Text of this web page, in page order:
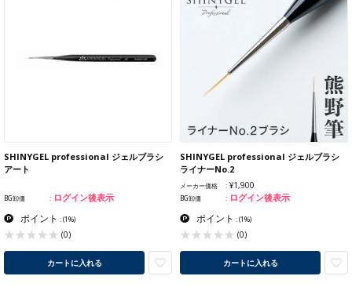
SHINYGEL professional ジェルブラシ
アート
BG卸価 ログイン後表示
ポイント :(1%)
(0)
カートに入れる
SHINYGEL professional ジェルブラシ
ライナーNo.2
メーカー価格 ¥1,900
BG卸価 ログイン後表示
ポイント :(1%)
(0)
カートに入れる